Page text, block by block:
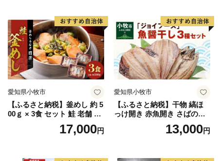
愛知県小牧市
【ふるさと納税】釜めし 約 5
00ｇ × 3食 セット 鮭 老舗 急
速冷凍 レンチン 時短 簡単調
理 食品 加工品 海鮮 手作り
17,000円
愛知県小牧市
【ふるさと納税】干物 縞ほ
っけ開き 赤魚開き さばの開
き 魚醤干し 3種 セット 詰め
合わせ 魚 おかず 肉厚 おいし
13,000円